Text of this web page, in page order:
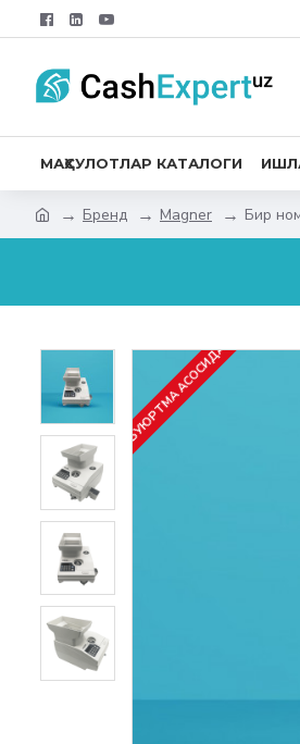
МАҲСУЛОТЛАР КАТАЛОГИ
Бренд Magner Бир
БУЮРТМА АСОСИДА